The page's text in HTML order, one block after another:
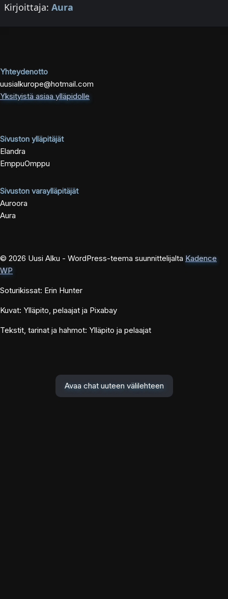
Kirjoittaja: Aura
Yhteydenotto
uusialkurope@hotmail.com
Yksityistä asiaa ylläpidolle
Sivuston ylläpitäjät
Elandra
EmppuOmppu
Sivuston varaylläpitäjät
Auroora
Aura
© 2026 Uusi Alku - WordPress-teema suunnittelijalta Kadence
WP
Soturikissat: Erin Hunter
Kuvat: Ylläpito, pelaajat ja Pixabay
Tekstit, tarinat ja hahmot: Ylläpito ja pelaajat
Avaa chat uuteen välilehteen